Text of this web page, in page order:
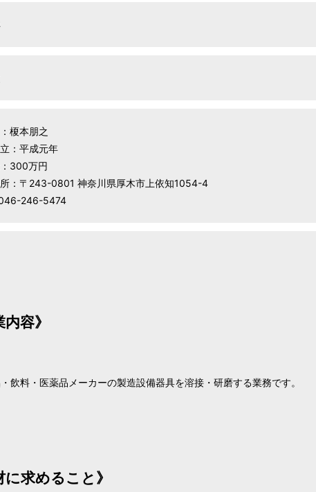
榎本朋之
：平成元年
300万円
：〒243-0801 神奈川県厚木市上依知1054-4
246-5474
内容》
飲料・医薬品メーカーの製造設備器具を溶接・研磨する業務です。
に求めること》